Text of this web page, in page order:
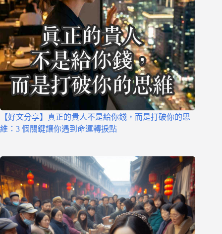
【好文分享】真正的貴人不是給你錢，而是打破你的思
維：3 個關鍵讓你遇到命運轉捩點